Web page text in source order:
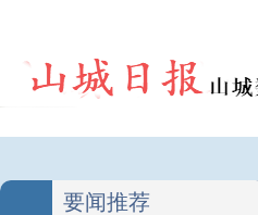
要闻推荐